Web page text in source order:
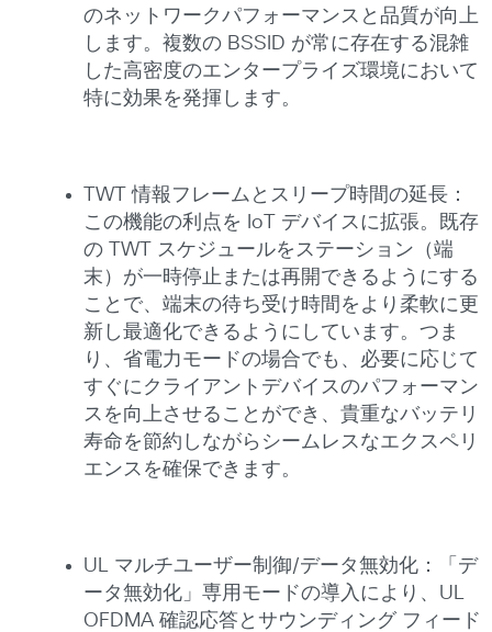
のネットワークパフォーマンスと品質が向上
します。複数の BSSID が常に存在する混雑
した高密度のエンタープライズ環境において
特に効果を発揮します。
TWT 情報フレームとスリープ時間の延長：
この機能の利点を IoT デバイスに拡張。既存
の TWT スケジュールをステーション（端
末）が一時停止または再開できるようにする
ことで、端末の待ち受け時間をより柔軟に更
新し最適化できるようにしています。つま
り、省電力モードの場合でも、必要に応じて
すぐにクライアントデバイスのパフォーマン
スを向上させることができ、貴重なバッテリ
寿命を節約しながらシームレスなエクスペリ
エンスを確保できます。
UL マルチユーザー制御/データ無効化：「デ
ータ無効化」専用モードの導入により、UL
OFDMA 確認応答とサウンディング フィード